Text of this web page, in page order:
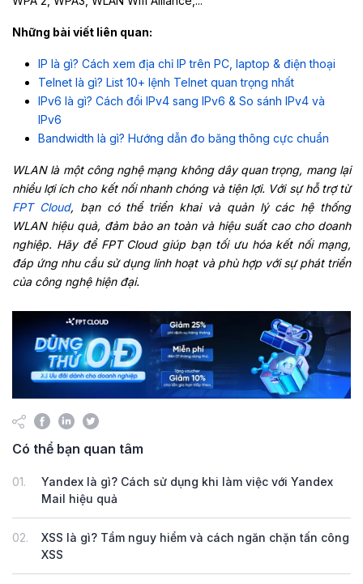
Những bài viết liên quan:
IP là gì? Cách xem địa chỉ IP trên PC, laptop & điện thoại
Telnet là gì? List 10+ lệnh Telnet quan trọng nhất
IPv6 là gì? Cách đổi IPv4 sang IPv6 & So sánh IPv4 và
IPv6
Bandwidth là gì? Hướng dẫn đo băng thông cực chuẩn
WLAN là một công nghệ mạng không dây quan trọng, mang lại
nhiều lợi ích cho kết nối nhanh chóng và tiện lợi. Với sự hỗ trợ từ
FPT Cloud, bạn có thể triển khai và quản lý các hệ thống
WLAN hiệu quả, đảm bảo an toàn và hiệu suất cao cho doanh
nghiệp. Hãy để FPT Cloud giúp bạn tối ưu hóa kết nối mạng,
đáp ứng nhu cầu sử dụng linh hoạt và phù hợp với sự phát triển
của công nghệ hiện đại.
Có thể bạn quan tâm
01.
Yandex là gì? Cách sử dụng khi làm việc với Yandex
Mail hiệu quả
02.
XSS là gì? Tầm nguy hiểm và cách ngăn chặn tấn công
XSS